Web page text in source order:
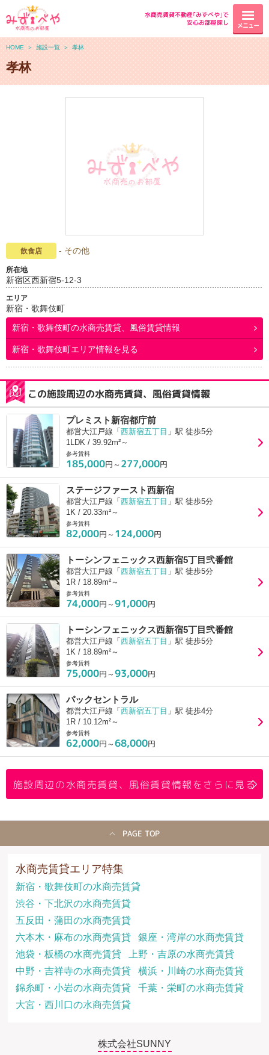
水商売賃貸不動産｢みずべや｣で
安心お部屋探し
メニュー
HOME ＞ 施設一覧 ＞ 孝林
孝林
飲食店 - その他
所在地
新宿区西新宿5-12-3
エリア
新宿・歌舞伎町
新宿・歌舞伎町の水商売賃貸、風俗賃貸情報
新宿・歌舞伎町エリア情報を見る
この施設周辺の水商売賃貸、風俗賃貸情報
プレミスト新宿都庁前
都営大江戸線「 西新宿五丁目 」駅 徒歩5分
1LDK / 39.92m²～
参考賃料
185,000円～ 277,000円
ステージファースト西新宿
都営大江戸線「 西新宿五丁目 」駅 徒歩5分
1K / 20.33m²～
参考賃料
82,000円～ 124,000円
トーシンフェニックス西新宿5丁目弐番館
都営大江戸線「 西新宿五丁目 」駅 徒歩5分
1R / 18.89m²～
参考賃料
74,000円～91,000円
トーシンフェニックス西新宿5丁目弐番館
都営大江戸線「 西新宿五丁目 」駅 徒歩5分
1K / 18.89m²～
参考賃料
75,000円～93,000円
パックセントラル
都営大江戸線「 西新宿五丁目 」駅 徒歩4分
1R / 10.12m²～
参考賃料
62,000円～68,000円
施設周辺の水商売賃貸、風俗賃貸情報をさらに見る
PAGE TOP
水商売賃貸エリア特集
新宿・歌舞伎町の水商売賃貸
渋谷・下北沢の水商売賃貸
五反田・蒲田の水商売賃貸
六本木・麻布の水商売賃貸
銀座・湾岸の水商売賃貸
池袋・板橋の水商売賃貸
上野・吉原の水商売賃貸
中野・吉祥寺の水商売賃貸
横浜・川崎の水商売賃貸
錦糸町・小岩の水商売賃貸
千葉・栄町の水商売賃貸
大宮・西川口の水商売賃貸
株式会社SUNNY